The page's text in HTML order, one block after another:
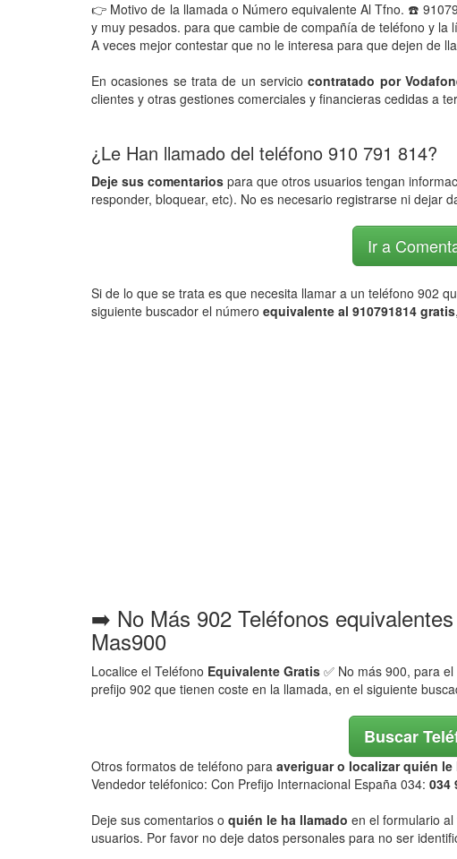
👉 Motivo de la llamada o Número equivalente Al Tfno. ☎️
y muy pesados. para que cambie de compañía de teléfono y la
A veces mejor contestar que no le interesa para que dejen de
En ocasiones se trata de un serviciocontratado por
clientes y otras gestiones comerciales y financieras cedidas a
¿Le Han llamado del teléfono 910 791 814?
Deje sus comentarios para que otros usuarios tengan
responder, bloquear, etc). No es necesario registrarse ni dejar
Ir a
Si de lo que se trata es que necesita llamar a un teléfono 902
siguiente buscador el número equivalente al 910791814 gratis
➡️ No Más 902 Teléfonos
Mas900
Localice el Teléfono Equivalente Gratis ✅ No más 900, para
prefijo 902 que tienen coste en la llamada, en el siguiente
Buscar
Otros formatos de teléfono para averiguar o localizar quién le
Vendedor teléfonico: Con Prefijo Internacional España 034: 034
Deje sus comentarios o quién le ha llamado en el formulario
usuarios. Por favor no deje datos personales para no ser